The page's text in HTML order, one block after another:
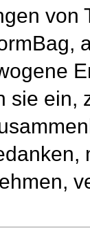
von
sie ein,